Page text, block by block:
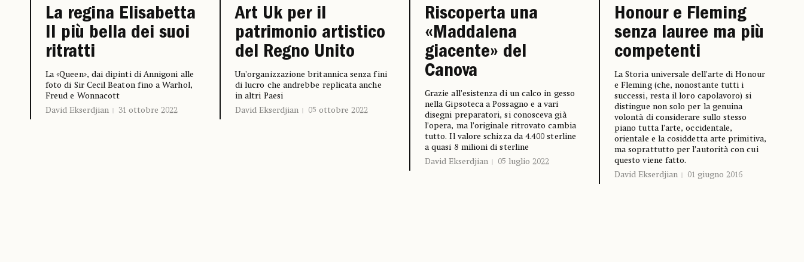
La regina Elisabetta
II più bella dei suoi
ritratti
La «Queen», dai dipinti di Annigoni alle
foto di Sir Cecil Beaton fino a Warhol,
Freud e Wonnacott
David Ekserdjian
31 ottobre 2022
Art Uk per il
patrimonio artistico
del Regno Unito
Un’organizzazione britannica senza fini
di lucro che andrebbe replicata anche
in altri Paesi
David Ekserdjian
05 ottobre 2022
Riscoperta una
«Maddalena
giacente» del
Canova
Grazie all’esistenza di un calco in gesso
nella Gipsoteca a Possagno e a vari
disegni preparatori, si conosceva già
l’opera, ma l’originale ritrovato cambia
tutto. Il valore schizza da 4.400 sterline
a quasi 8 milioni di sterline
David Ekserdjian
05 luglio 2022
Honour e Fleming
senza lauree ma più
competenti
La Storia universale dell’arte di Honour
e Fleming (che, nonostante tutti i
successi, resta il loro capolavoro) si
distingue non solo per la genuina
volontà di considerare sullo stesso
piano tutta l’arte, occidentale,
orientale e la cosiddetta arte primitiva,
ma soprattutto per l’autorità con cui
questo viene fatto.
David Ekserdjian
01 giugno 2016